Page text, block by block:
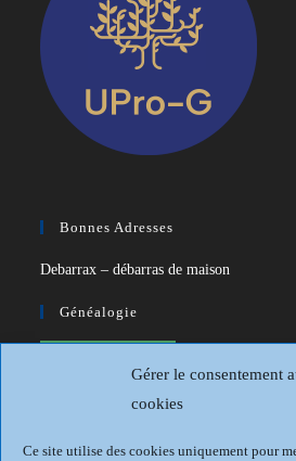
Gérer le consentement
cookies
Ce site utilise des cookies uniquement pour
Bonnes Adresses
Debarrax – débarras de maison
Généalogie
Revue Française de Généalogie